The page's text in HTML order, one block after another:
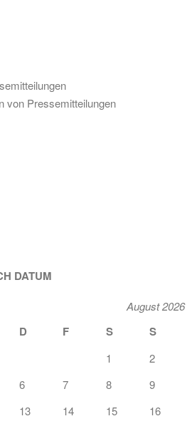
von Pressemitteilungen
DATUM
August 2026
D F S S
1
2
6 7 8
9
13 14 15
16